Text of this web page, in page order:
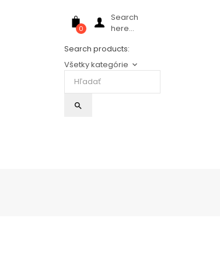
0
Search
here...
Search products:
Všetky kategórie keyboard_arrow_down
search